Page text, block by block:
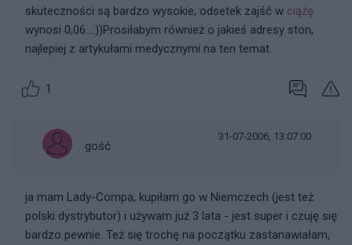
skuteczności są bardzo wysokie, odsetek zajść w ciążę
wynosi 0,06...:))Prosiłabym również o jakieś adresy ston,
najlepiej z artykułami medycznymi na ten temat.
1
gość
31-07-2006, 13:07:00
ja mam Lady-Compa, kupiłam go w Niemczech (jest też
polski dystrybutor) i używam już 3 lata - jest super i czuję się
bardzo pewnie. Też się trochę na początku zastanawiałam,